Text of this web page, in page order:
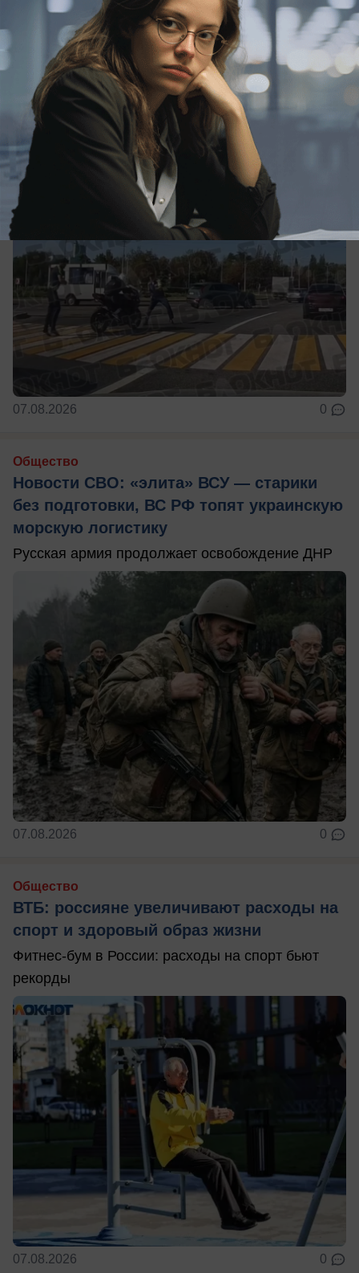
Общество
Мотоциклист сбил инспектора ГИБДД в
Донецке
Регулировщик пострадал от мотоциклиста на
Мотеле в Донецке
07.08.2026 0
Общество
Новости СВО: «элита» ВСУ — старики
без подготовки, ВС РФ топят украинскую
морскую логистику
Русская армия продолжает освобождение ДНР
07.08.2026 0
Общество
ВТБ: россияне увеличивают расходы на
спорт и здоровый образ жизни
Фитнес-бум в России: расходы на спорт бьют
рекорды
07.08.2026 0